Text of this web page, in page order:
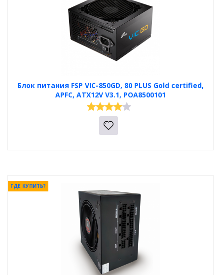
Блок питания FSP VIC-850GD, 80 PLUS Gold certified,
APFC, ATX12V V3.1, POA8500101
ГДЕ КУПИТЬ?